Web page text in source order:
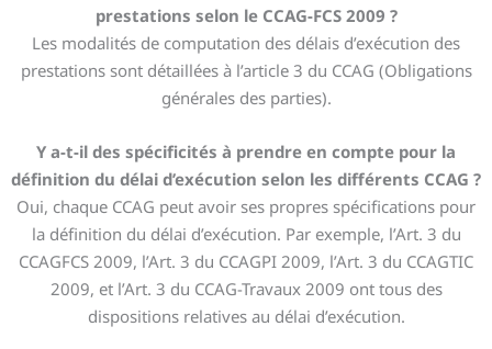
prestations selon le CCAG-FCS 2009 ?
Les modalités de computation des délais d’exécution des
prestations sont détaillées à l’article 3 du CCAG (Obligations
générales des parties).
Y a-t-il des spécificités à prendre en compte pour la
définition du délai d’exécution selon les différents CCAG ?
Oui, chaque CCAG peut avoir ses propres spécifications pour
la définition du délai d’exécution. Par exemple, l’Art. 3 du
CCAGFCS 2009, l’Art. 3 du CCAGPI 2009, l’Art. 3 du CCAGTIC
2009, et l’Art. 3 du CCAG-Travaux 2009 ont tous des
dispositions relatives au délai d’exécution.